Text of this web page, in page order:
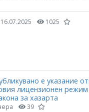
16.07.2025 1025
е указание
лицензионен
за хазарта
39